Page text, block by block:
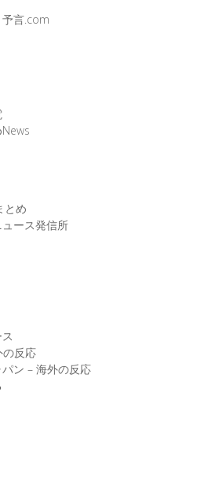
言.com
とめ
ース発信所
の反応
ン – 海外の反応